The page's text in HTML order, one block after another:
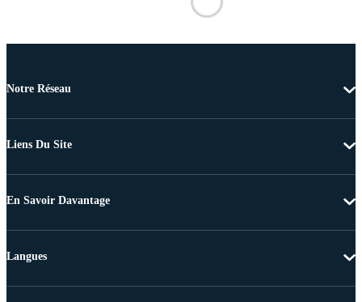
Notre Réseau
Liens Du Site
En Savoir Davantage
Langues